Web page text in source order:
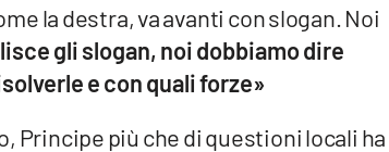
la destra, va avanti con slogan. Noi
gli slogan, noi dobbiamo dire
e con quali forze»
Principe più che di questioni locali ha